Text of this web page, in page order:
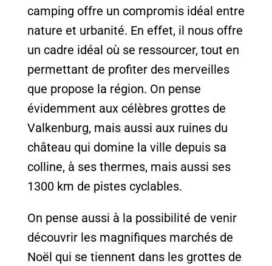
camping offre un compromis idéal entre
nature et urbanité. En effet, il nous offre
un cadre idéal où se ressourcer, tout en
permettant de profiter des merveilles
que propose la région. On pense
évidemment aux célèbres grottes de
Valkenburg, mais aussi aux ruines du
château qui domine la ville depuis sa
colline, à ses thermes, mais aussi ses
1300 km de pistes cyclables.
On pense aussi à la possibilité de venir
découvrir les magnifiques marchés de
Noël qui se tiennent dans les grottes de